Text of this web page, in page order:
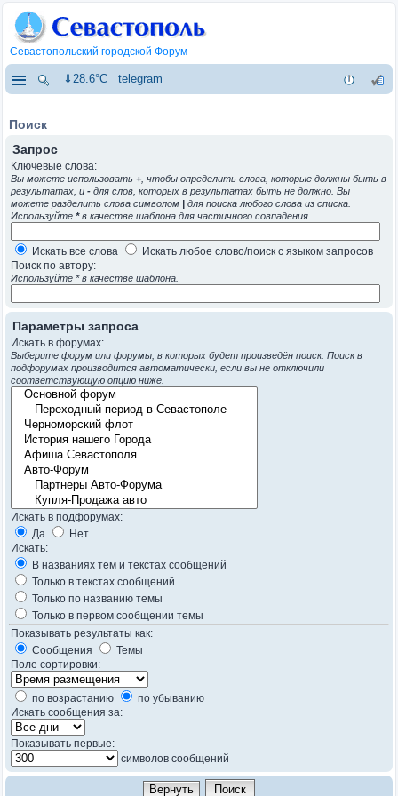
Севастопольский городской Форум
⇓28.6°C telegram
Поиск
Запрос
Ключевые слова:
Вы можете использовать +, чтобы определить слова, которые должны быть в
результатах, и - для слов, которых в результатах быть не должно. Вы
можете разделить слова символом | для поиска любого слова из списка.
Используйте *в качестве шаблона для частичного совпадения.
Искать все слова
Искать любое слово/поиск с языком запросов
Поиск по автору:
Используйте * в качестве шаблона.
Параметры запроса
Искать в форумах:
Выберите форум или форумы, в которых будет произведён поиск. Поиск в
подфорумах производится автоматически, если вы не отключили
соответствующую опцию ниже.
Искать в подфорумах:
Да
Нет
Искать:
В названиях тем и текстах сообщений
Только в текстах сообщений
Только по названию темы
Только в первом сообщении темы
Показывать результаты как:
Сообщения
Темы
Поле сортировки:
по возрастанию
по убыванию
Искать сообщения за:
Показывать первые:
символов сообщений